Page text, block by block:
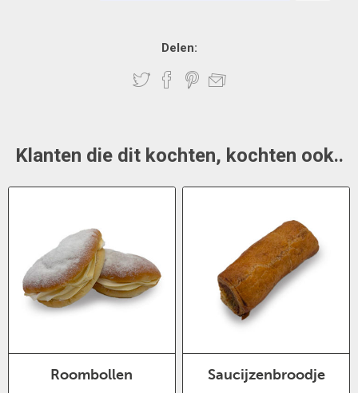
Delen:
Klanten die dit kochten, kochten ook..
Roombollen Saucijzenbroodje